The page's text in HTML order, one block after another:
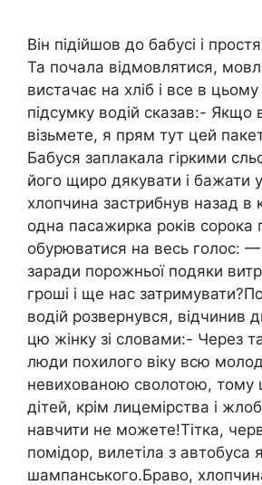
Він підійшов до бабусі і
Та почала відмовлятися,
вистачає на хліб і все в
підсумку водій сказав:- Якщо
візьмете, я прям тут цей
Бабуся заплакала гіркими
його щиро дякувати і бажати
хлопчина застрибнув назад в
одна пасажирка років сорока
обурюватися на весь голос:
заради порожньої подяки
гроші і ще нас
водій розвернувся, відчинив
цю жінку зі словами:- Через
люди похилого віку всю
невихованою сволотою, тому
дітей, крім лицемірства і
навчити не можете!Тітка,
помідор, вилетіла з автобуса
шампанського.Браво,